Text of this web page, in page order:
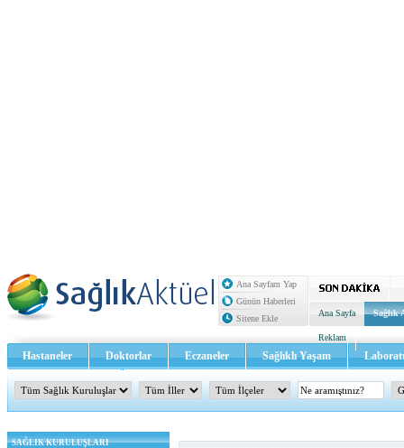
Ana Sayfam Yap
Günün Haberleri
Sitene Ekle
Ana Sayfa Sağlık
Reklam
Hastaneler Doktorlar Eczaneler Sağlıklı Yaşam
Sağlık TV - Video İletişim
SAĞLIK KURULUŞLARI